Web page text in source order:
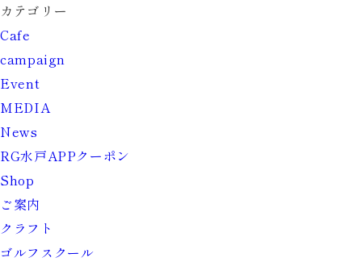
カテゴリー
Cafe
campaign
Event
MEDIA
News
RG水戸APPクーポン
Shop
ご案内
クラフト
ゴルフスクール